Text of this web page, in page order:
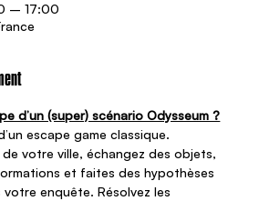
– 17:00
d’un (super) scénario Odysseum ?
escape game classique.
votre ville, échangez des objets,
et faites des hypothèses
enquête. Résolvez les